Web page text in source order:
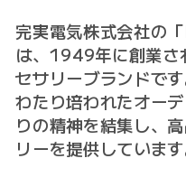
ク
シ
ョ
ン
完実電気株式会社の
は、1949年に創業さ
セサリーブランドで
わたり培われたオー
りの精神を結集し、
リーを提供しています